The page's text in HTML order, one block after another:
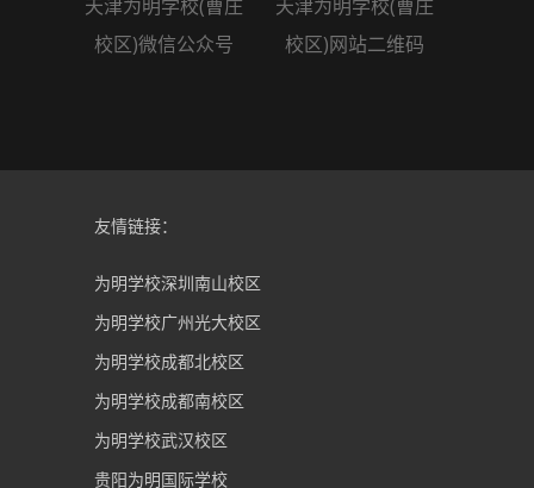
天津为明学校(曹庄
校区)微信公众号
天津为明学校(曹庄
校区)网站二维码
友情链接：
为明学校深圳南山校区
为明学校广州光大校区
为明学校成都北校区
为明学校成都南校区
为明学校武汉校区
贵阳为明国际学校